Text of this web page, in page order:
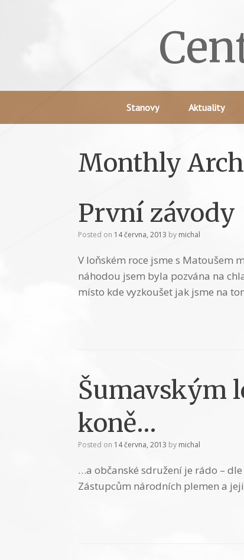
Stanovy Aktuality
Monthly
První závody
Posted on 14 června, 2013 by michal
V loňském roce jsme s Matoušem
náhodou jsem byla pozvána na
místo kde vyzkoušet jak jsme na
Šumavským
koně…
Posted on 14 června, 2013 by michal
…a občanské sdružení je rádo –
Zástupcům národních plemen a